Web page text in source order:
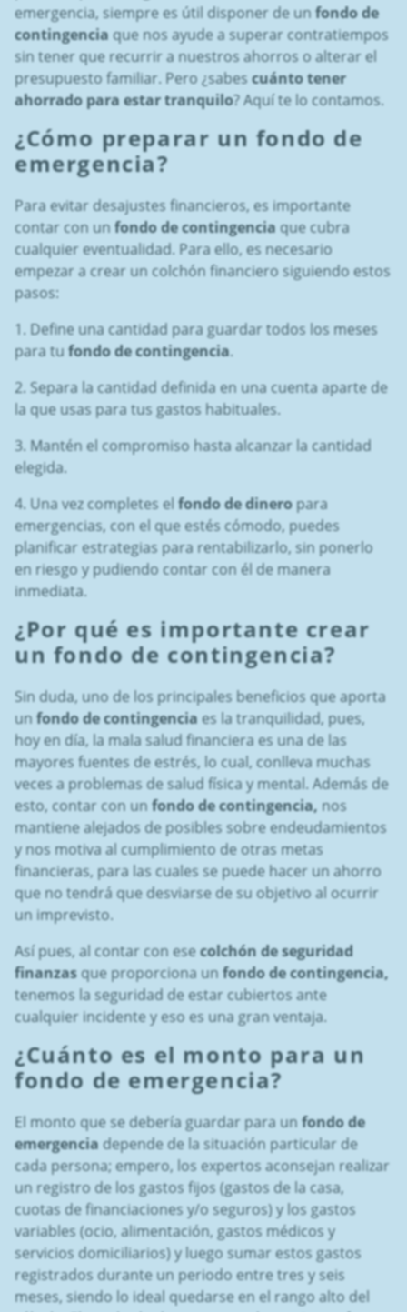
emergencia, siempre es útil disponer de unfondo de
contingenciaque nos ayude a superar contratiempos
sin tener que recurrir a nuestros ahorros o alterar el
presupuesto familiar. Pero ¿sabescuánto tener
ahorrado para estar tranquilo? Aquí te lo contamos.
¿Cómo preparar un fondo de
emergencia?
Para evitar desajustes financieros, es importante
contar con unfondo de contingenciaque cubra
cualquier eventualidad. Para ello, es necesario
empezar a crear un colchón financiero siguiendo estos
pasos:
1. Define una cantidad para guardar todos los meses
para tufondo de contingencia.
2. Separa la cantidad definida en una cuenta aparte de
la que usas para tus gastos habituales.
3. Mantén el compromiso hasta alcanzar la cantidad
elegida.
4. Una vez completes el fondo de dineropara
emergencias, con el que estés cómodo, puedes
planificar estrategias para rentabilizarlo, sin ponerlo
en riesgo y pudiendo contar con él de manera
inmediata.
¿Por qué es importante crear
un fondo de contingencia?
Sin duda, uno de los principales beneficios que aporta
unfondo de contingenciaes la tranquilidad, pues,
hoy en día, la mala salud financiera es una de las
mayores fuentes de estrés, lo cual, conlleva muchas
veces a problemas de salud física y mental. Además de
esto, contar con unfondo de contingencia, nos
mantiene alejados de posibles sobre endeudamientos
y nos motiva al cumplimiento de otras metas
financieras, para las cuales se puede hacer un ahorro
que no tendrá que desviarse de su objetivo al ocurrir
un imprevisto.
Así pues, al contar con esecolchón de seguridad
finanzasque proporciona unfondo de contingencia,
tenemos la seguridad de estar cubiertos ante
cualquier incidente y eso es una gran ventaja.
¿Cuánto es el monto para un
fondo de emergencia?
El monto que se debería guardar para unfondo de
emergenciadepende de la situación particular de
cada persona; empero, los expertos aconsejan realizar
un registro de los gastos fijos (gastos de la casa,
cuotas de financiaciones y/o seguros) y los gastos
variables (ocio, alimentación, gastos médicos y
servicios domiciliarios) y luego sumar estos gastos
registrados durante un periodo entre tres y seis
meses, siendo lo ideal quedarse en el rango alto del